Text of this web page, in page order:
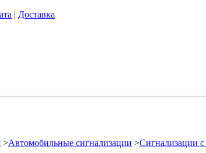
| Доставка
>Автомобильные сигнализации >Сигнализации